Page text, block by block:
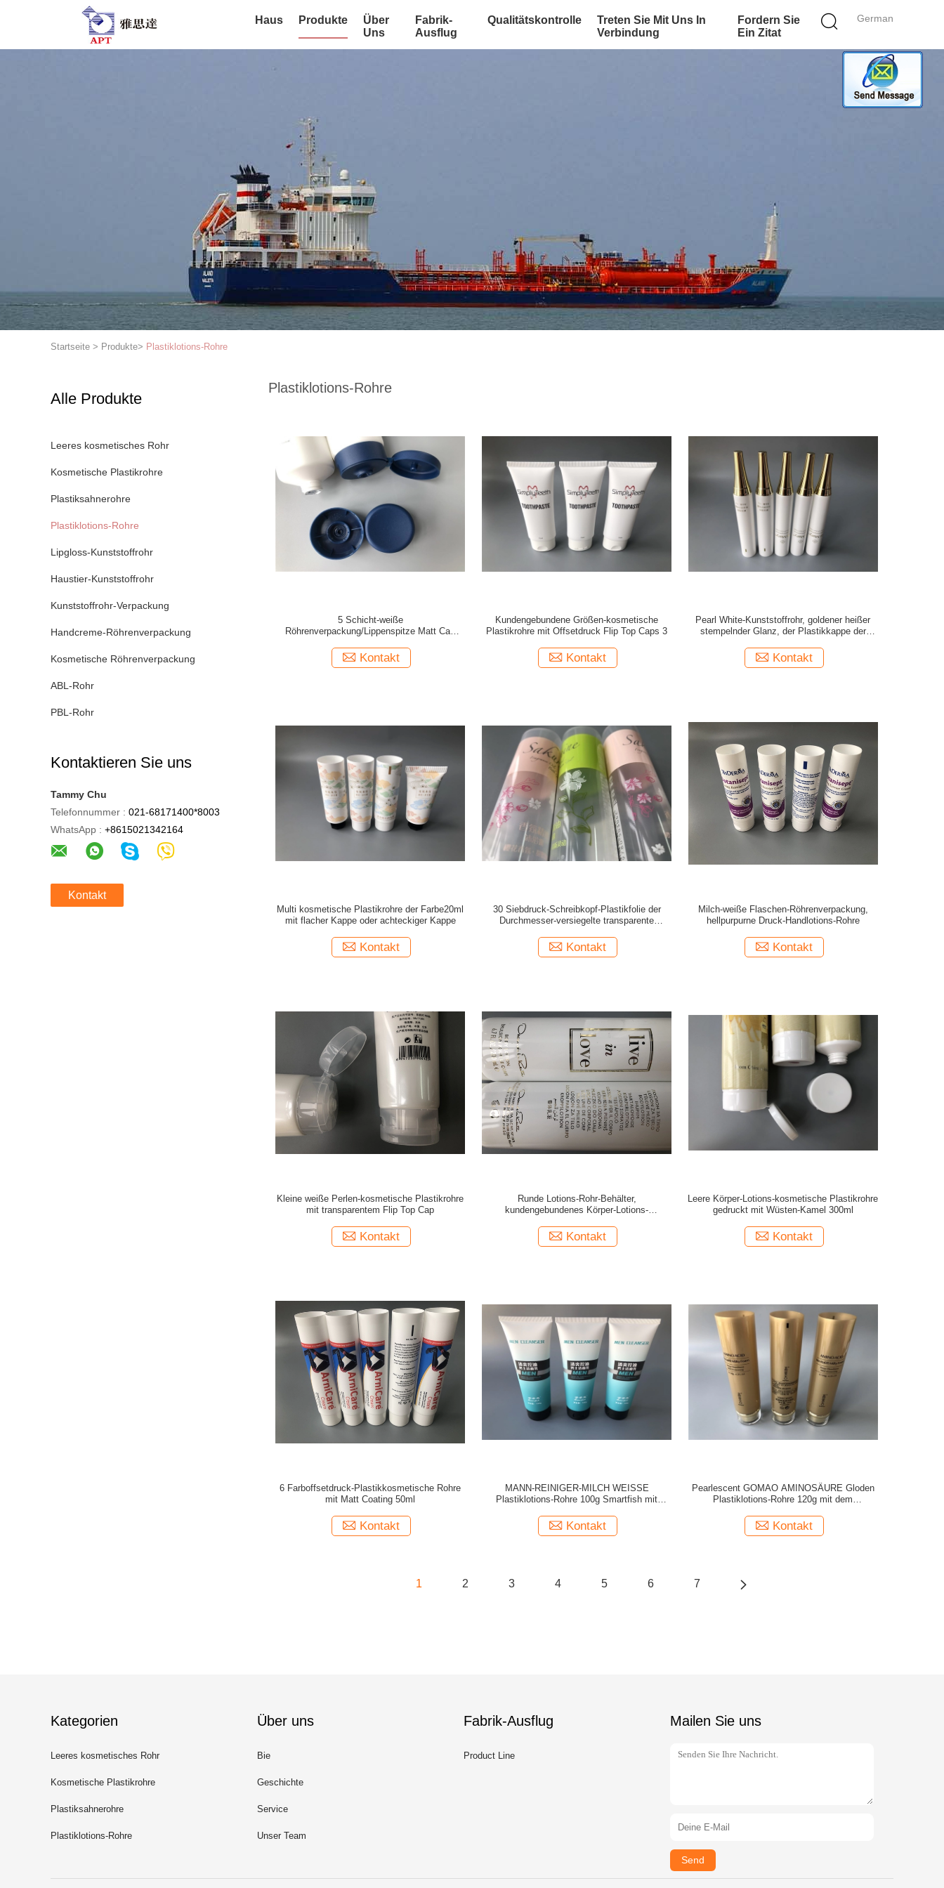
German
Haus Produkte
Über
Uns
Fabrik-
Ausflug
Qualitätskontrolle
Treten Sie Mit Uns In
Verbindung
Fordern Sie
Ein Zitat
Startseite > Produkte> Plastiklotions-Rohre
Alle Produkte
Leeres kosmetisches Rohr
Kosmetische Plastikrohre
Plastiksahnerohre
Plastiklotions-Rohre
Lipgloss-Kunststoffrohr
Haustier-Kunststoffrohr
Kunststoffrohr-Verpackung
Handcreme-Röhrenverpackung
Kosmetische Röhrenverpackung
ABL-Rohr
PBL-Rohr
Kontaktieren Sie uns
Tammy Chu
Telefonnummer : 021-68171400*8003
WhatsApp : +8615021342164
Kontakt
Plastiklotions-Rohre
5 Schicht-weiße
Röhrenverpackung/Lippenspitze Matt Cap
Kontakt
Kundengebundene Größen-kosmetische
Plastikrohre mit Offsetdruck Flip Top Caps 3
Kontakt
Pearl White-Kunststoffrohr, goldener heißer
stempelnder Glanz, der Plastikkappe der
Kontakt
Multi kosmetische Plastikrohre der Farbe20ml
mit flacher Kappe oder achteckiger Kappe
Kontakt
30 Siebdruck-Schreibkopf-Plastikfolie der
Durchmesser-versiegelte transparente
Kontakt
Milch-weiße Flaschen-Röhrenverpackung,
hellpurpurne Druck-Handlotions-Rohre
Kontakt
Kleine weiße Perlen-kosmetische Plastikrohre
mit transparentem Flip Top Cap
Kontakt
Runde Lotions-Rohr-Behälter,
kundengebundenes Körper-Lotions-
Kontakt
Leere Körper-Lotions-kosmetische Plastikrohre
gedruckt mit Wüsten-Kamel 300ml
Kontakt
6 Farboffsetdruck-Plastikkosmetische Rohre
mit Matt Coating 50ml
Kontakt
MANN-REINIGER-MILCH WEISSE
Plastiklotions-Rohre 100g Smartfish mit
Kontakt
Pearlescent GOMAO AMINOSÄURE Gloden
Plastiklotions-Rohre 120g mit dem
Kontakt
1 2 3 4 5 6 7
Kategorien
Leeres kosmetisches Rohr
Kosmetische Plastikrohre
Plastiksahnerohre
Plastiklotions-Rohre
Über uns
Bie
Geschichte
Service
Unser Team
Fabrik-Ausflug
Product Line
Mailen Sie uns
Send